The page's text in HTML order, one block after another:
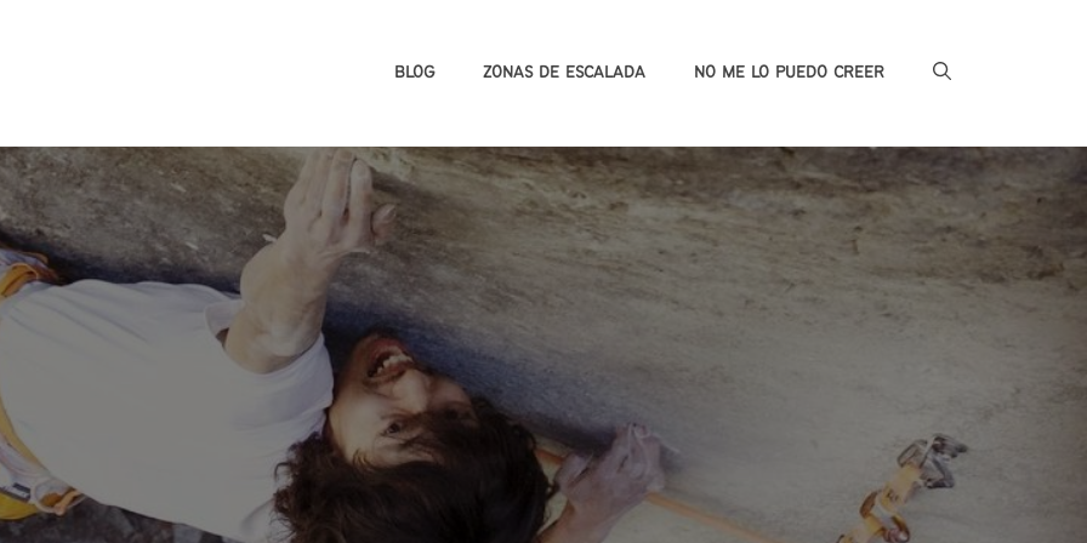
BLOG ZONAS DE ESCALADA NO ME LO PUEDO CREER